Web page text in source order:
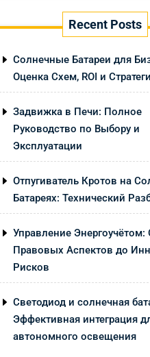
Recent Posts
Солнечные Батареи для
Оценка Схем, ROI и
Задвижка в Печи: Полное
Руководство по Выбору и
Эксплуатации
Отпугиватель Кротов на
Батареях: Технический
Управление Энергоучётом:
Правовых Аспектов до
Рисков
Светодиод и солнечная
Эффективная интеграция
автономного освещения